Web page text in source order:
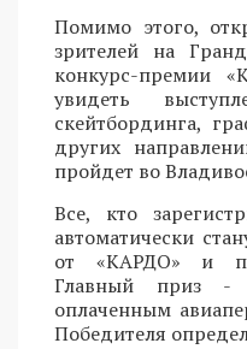
Помимо этого,
зрителей на
конкурс-премии
увидеть
скейтбординга,
других
пройдет во
Все, кто
автоматически
от «КАРДО» и
Главный приз -
оплаченным
Победителя